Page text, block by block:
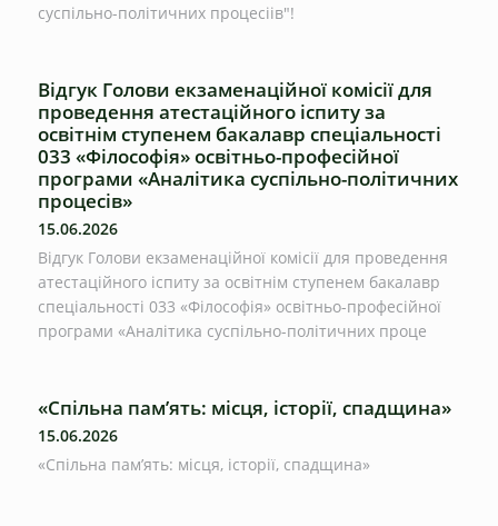
суспільно-політичних процесіів"!
Відгук Голови екзаменаційної комісії для
проведення атестаційного іспиту за
освітнім ступенем бакалавр спеціальності
033 «Філософія» освітньо-професійної
програми «Аналітика суспільно-політичних
процесів»
15.06.2026
Відгук Голови екзаменаційної комісії для проведення
атестаційного іспиту за освітнім ступенем бакалавр
спеціальності 033 «Філософія» освітньо-професійної
програми «Аналітика суспільно-політичних проце
«Спільна пам’ять: місця, історії, спадщина»
15.06.2026
«Спільна пам’ять: місця, історії, спадщина»